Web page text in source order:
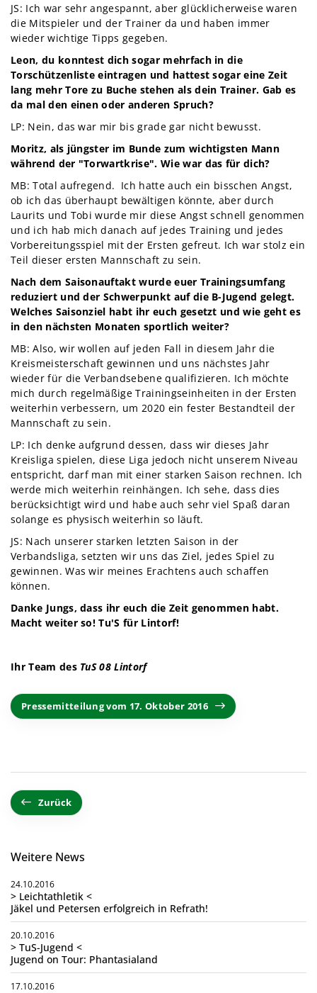
JS: Ich war sehr angespannt, aber glücklicherweise waren
die Mitspieler und der Trainer da und haben immer
wieder wichtige Tipps gegeben.
Leon, du konntest dich sogar mehrfach in die
Torschützenliste eintragen und hattest sogar eine Zeit
lang mehr Tore zu Buche stehen als dein Trainer. Gab es
da mal den einen oder anderen Spruch?
LP: Nein, das war mir bis grade gar nicht bewusst.
Moritz, als jüngster im Bunde zum wichtigsten Mann
während der "Torwartkrise". Wie war das für dich?
MB: Total aufregend. Ich hatte auch ein bisschen Angst,
ob ich das überhaupt bewältigen könnte, aber durch
Laurits und Tobi wurde mir diese Angst schnell genommen
und ich hab mich danach auf jedes Training und jedes
Vorbereitungsspiel mit der Ersten gefreut. Ich war stolz ein
Teil dieser ersten Mannschaft zu sein.
Nach dem Saisonauftakt wurde euer Trainingsumfang
reduziert und der Schwerpunkt auf die B-Jugend gelegt.
Welches Saisonziel habt ihr euch gesetzt und wie geht es
in den nächsten Monaten sportlich weiter?
MB: Also, wir wollen auf jeden Fall in diesem Jahr die
Kreismeisterschaft gewinnen und uns nächstes Jahr
wieder für die Verbandsebene qualifizieren. Ich möchte
mich durch regelmäßige Trainingseinheiten in der Ersten
weiterhin verbessern, um 2020 ein fester Bestandteil der
Mannschaft zu sein.
LP: Ich denke aufgrund dessen, dass wir dieses Jahr
Kreisliga spielen, diese Liga jedoch nicht unserem Niveau
entspricht, darf man mit einer starken Saison rechnen. Ich
werde mich weiterhin reinhängen. Ich sehe, dass dies
berücksichtigt wird und habe auch sehr viel Spaß daran
solange es physisch weiterhin so läuft.
JS: Nach unserer starken letzten Saison in der
Verbandsliga, setzten wir uns das Ziel, jedes Spiel zu
gewinnen. Was wir meines Erachtens auch schaffen
können.
Danke Jungs, dass ihr euch die Zeit genommen habt.
Macht weiter so! Tu'S für Lintorf!
Ihr Team des TuS 08 Lintorf
Pressemitteilung vom 17. Oktober 2016
Zurück
Weitere News
24.10.2016
> Leichtathletik <
Jäkel und Petersen erfolgreich in Refrath!
20.10.2016
> TuS-Jugend <
Jugend on Tour: Phantasialand
17.10.2016